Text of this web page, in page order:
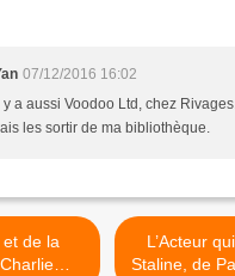
07/12/2016 16:02
Il y a aussi Voodoo Ltd, chez
les sortir de ma bibliothèque.
L’Acteur